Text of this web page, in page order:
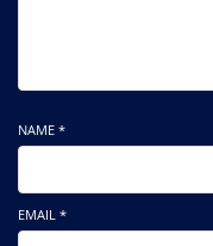
NAME *
EMAIL *